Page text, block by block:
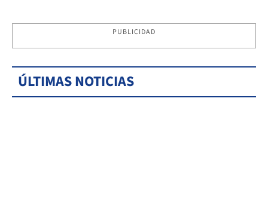
PUBLICIDAD
ÚLTIMAS NOTICIAS